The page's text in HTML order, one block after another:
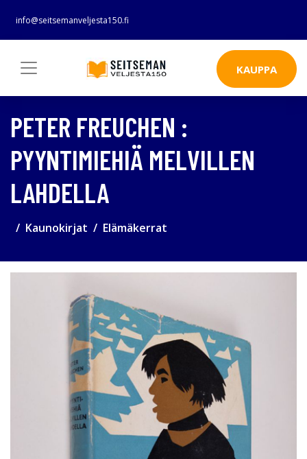
info@seitsemanveljesta150.fi
KAUPPA
PETER FREUCHEN :
PYYNTIMIEHIÄ MELVILLEN
LAHDELLA
Kaunokirjat Elämäkerrat